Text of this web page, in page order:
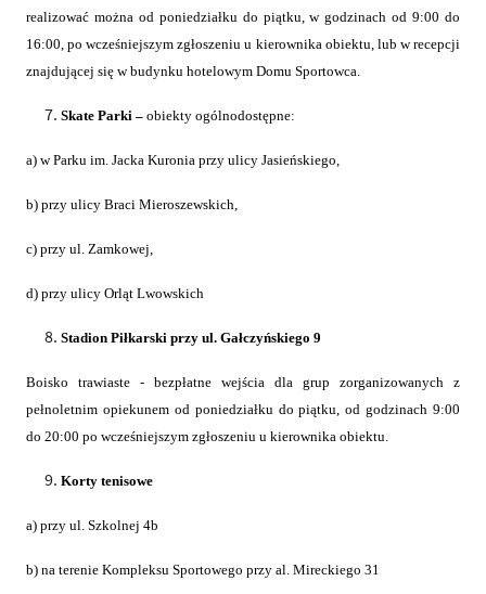
realizować można od poniedziałku do piątku, w godzinach od 9:00 do
16:00, po wcześniejszym zgłoszeniu u kierownika obiektu, lub w recepcji
znajdującej się w budynku hotelowym Domu Sportowca.
Skate Parki – obiekty ogólnodostępne:
a) w Parku im. Jacka Kuronia przy ulicy Jasieńskiego,
b) przy ulicy Braci Mieroszewskich,
c) przy ul. Zamkowej,
d) przy ulicy Orląt Lwowskich
Stadion Piłkarski przy ul. Gałczyńskiego 9
Boisko trawiaste - bezpłatne wejścia dla grup zorganizowanych z
pełnoletnim opiekunem od poniedziałku do piątku, od godzinach 9:00
do 20:00 po wcześniejszym zgłoszeniu u kierownika obiektu.
Korty tenisowe
a) przy ul. Szkolnej 4b
b) na terenie Kompleksu Sportowego przy al. Mireckiego 31